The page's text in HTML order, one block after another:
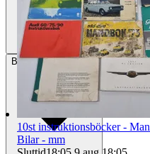
BetalningVia Tradera
10st instruktionsböcker -
Bilar - mm